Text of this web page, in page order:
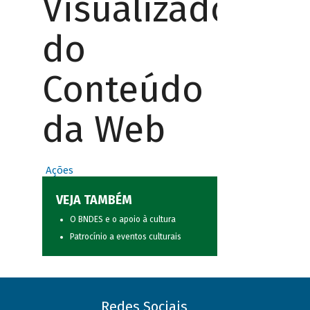
Visualizador
do
Conteúdo
da Web
Ações
VEJA TAMBÉM
O BNDES e o apoio à cultura
Patrocínio a eventos culturais
Redes Sociais